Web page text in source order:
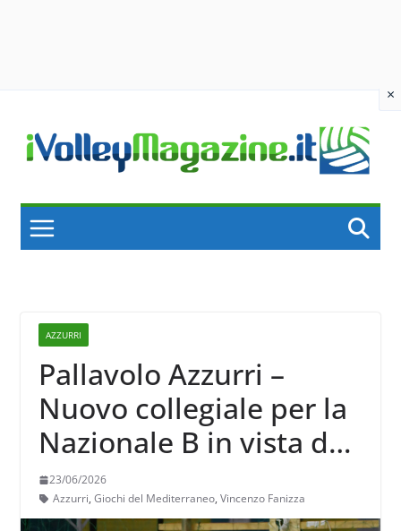
×
content
AZZURRI
Pallavolo Azzurri –
Nuovo collegiale per la
Nazionale B in vista dei
Giochi del
Mediterraneo
23/06/2026
Azzurri, Giochi del Mediterraneo, Vincenzo Fanizza